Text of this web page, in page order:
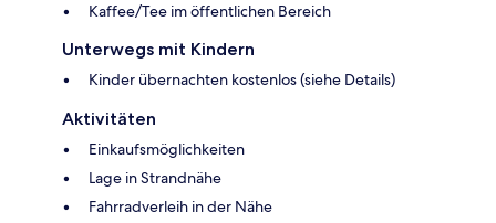
Kaffee/Tee im öffentlichen Bereich
Unterwegs mit Kindern
Kinder übernachten kostenlos (siehe Details)
Aktivitäten
Einkaufsmöglichkeiten
Lage in Strandnähe
Fahrradverleih in der Nähe